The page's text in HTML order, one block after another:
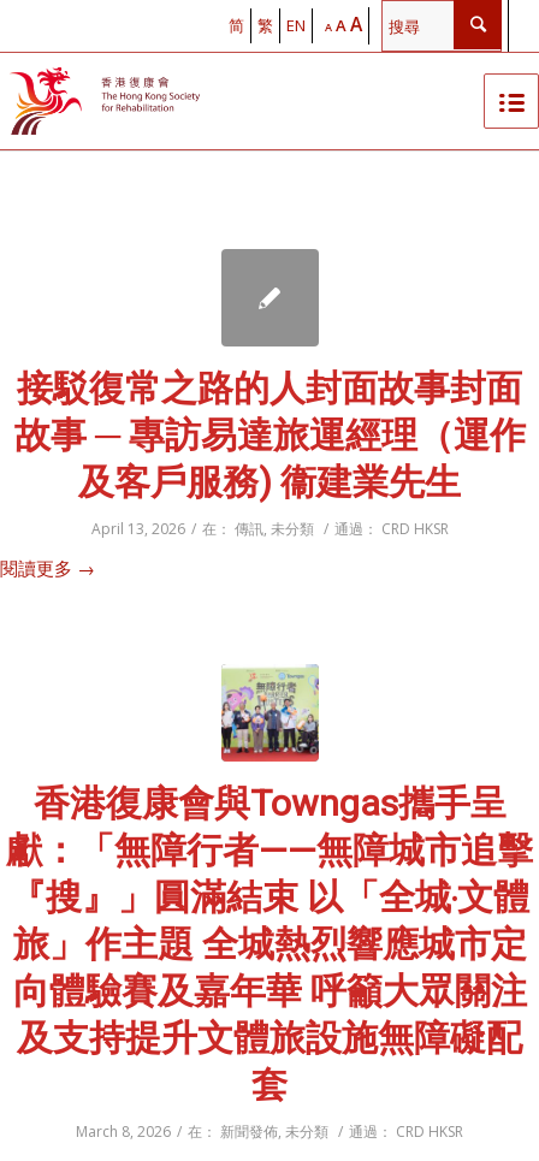
简 繁 EN A AA
接駁復常之路的人封面故事封面
故事 ─ 專訪易達旅運經理（運作
及客戶服務) 衞建業先生
April 13, 2026 / 在： 傳訊, 未分類 / 通過： CRD HKSR
閱讀更多 →
香港復康會與Towngas攜手呈
獻：「無障行者——無障城市追擊
『搜』」圓滿結束 以「全城‧文體
旅」作主題 全城熱烈響應城市定
向體驗賽及嘉年華 呼籲大眾關注
及支持提升文體旅設施無障礙配
套
March 8, 2026 / 在： 新聞發佈, 未分類 / 通過： CRD HKSR